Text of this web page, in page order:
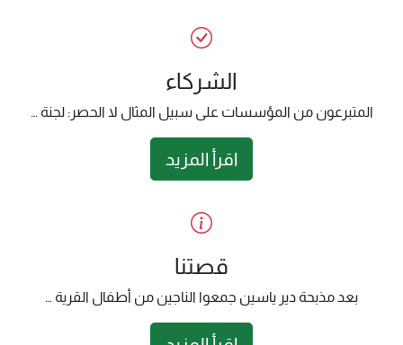
الشركاء
المتبرعون من المؤسسات على سبيل المثال لا الحصر: لجنة …
اقرأ المزيد
قصتنا
بعد مذبحة دير ياسين جمعوا الناجين من أطفال القرية …